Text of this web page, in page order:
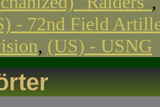
- 72nd Field
, (US) - USNG